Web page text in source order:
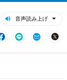
音声読み上げ
Facebook
LINE Mail